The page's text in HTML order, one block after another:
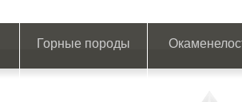
Горные породы